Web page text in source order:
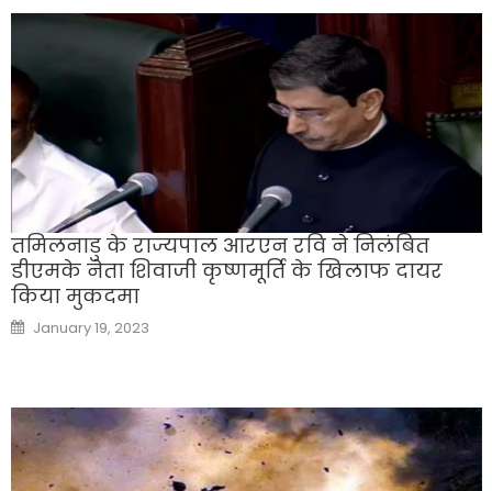
तमिलनाडु के राज्यपाल आरएन रवि ने निलंबित
डीएमके नेता शिवाजी कृष्णमूर्ति के खिलाफ दायर
किया मुकदमा
Posted
on
January 19, 2023